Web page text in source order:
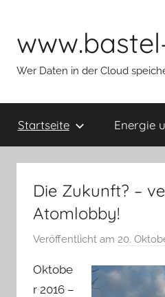
springen
Wer Daten in der Cloud
Startseite Energie
Die Zukunft? –
Atomlobby!
Veröffentlicht am 20.
Oktobe
r 2016 –